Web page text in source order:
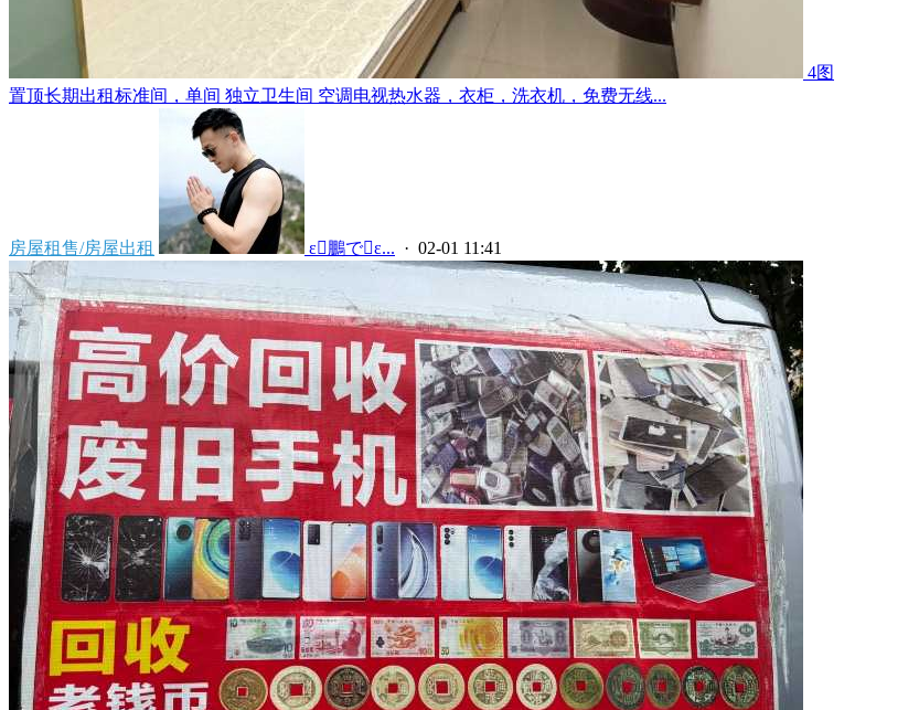
4图
置顶长期出租标准间，单间 独立卫生间 空调电视热水器，衣柜，洗衣机，免费无线...
房屋租售/房屋出租  ε鵬でε... · 02-01 11:41